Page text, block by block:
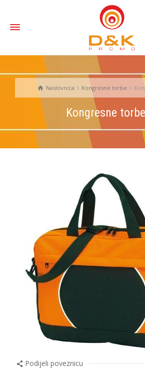
Naslovnica Kongresne torbe
Kongresne
Podijeli poveznicu